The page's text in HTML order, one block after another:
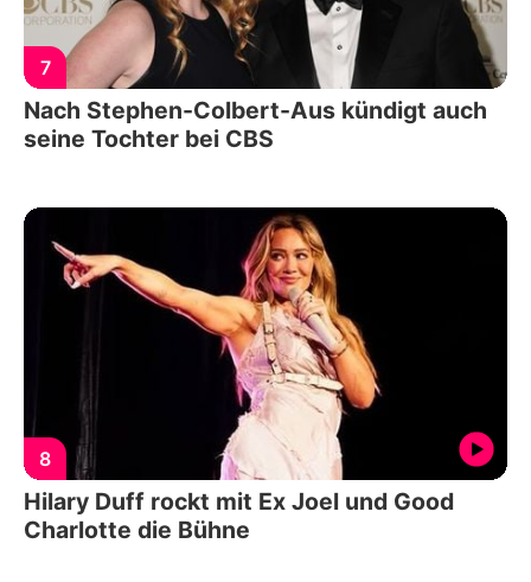
7
Nach Stephen-Colbert-Aus kündigt auch
seine Tochter bei CBS
8
Hilary Duff rockt mit Ex Joel und Good
Charlotte die Bühne